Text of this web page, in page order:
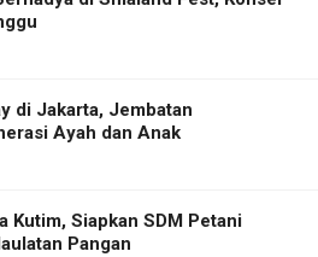
di Jakarta, Jembatan
Ayah dan Anak
Kutim, Siapkan SDM Petani
Pangan